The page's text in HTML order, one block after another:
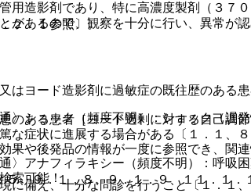
用造影剤であり、特に高濃度製剤（３７
２．１参照〕。
ヨード造影剤に過敏症の既往歴のある患
ある患者［ヨード過剰に対する自己調
備え、十分な問診を行うこと〔１．１
があるので、観察を十分に行い、異常が
ショック（頻度不明）：ショック（遅
な症状に進展する場合がある〔１．１、
アナフィラキシー（頻度不明）：呼吸
、９．１．８、９．１．９、１１．１．
果や後発品の情報が一度に参照でき、関
索可能！